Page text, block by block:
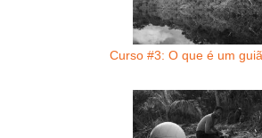
Curso #3: O que é um